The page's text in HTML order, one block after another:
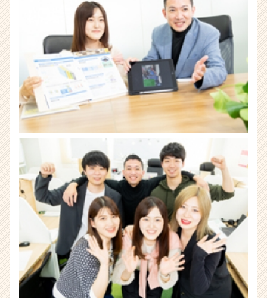
ン
チ
ャ
ー・
成
長
ウ
ト
が
届
く
就
活
サ
ト
チ
ア